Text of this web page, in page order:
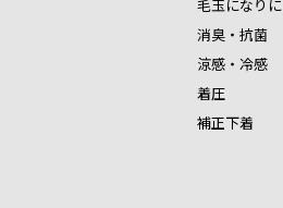
毛玉になり
消臭・抗菌
涼感・冷感
着圧
補正下着